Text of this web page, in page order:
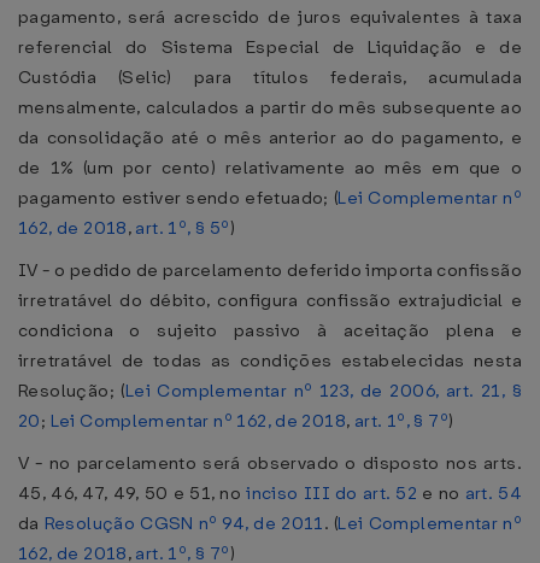
pagamento, será acrescido de juros equivalentes à taxa
referencial do Sistema Especial de Liquidação e de
Custódia (Selic) para títulos federais, acumulada
mensalmente, calculados a partir do mês subsequente ao
da consolidação até o mês anterior ao do pagamento, e
de 1% (um por cento) relativamente ao mês em que o
pagamento estiver sendo efetuado; (Lei Complementar nº
162, de 2018, art. 1º, § 5º)
IV - o pedido de parcelamento deferido importa confissão
irretratável do débito, configura confissão extrajudicial e
condiciona o sujeito passivo à aceitação plena e
irretratável de todas as condições estabelecidas nesta
Resolução; (Lei Complementar nº 123, de 2006, art. 21, §
20; Lei Complementar nº 162, de 2018, art. 1º, § 7º)
V - no parcelamento será observado o disposto nos arts.
45, 46, 47, 49, 50 e 51, noinciso III do art. 52 e no art. 54
da Resolução CGSN nº 94, de 2011. (Lei Complementar nº
162, de 2018, art. 1º, § 7º)